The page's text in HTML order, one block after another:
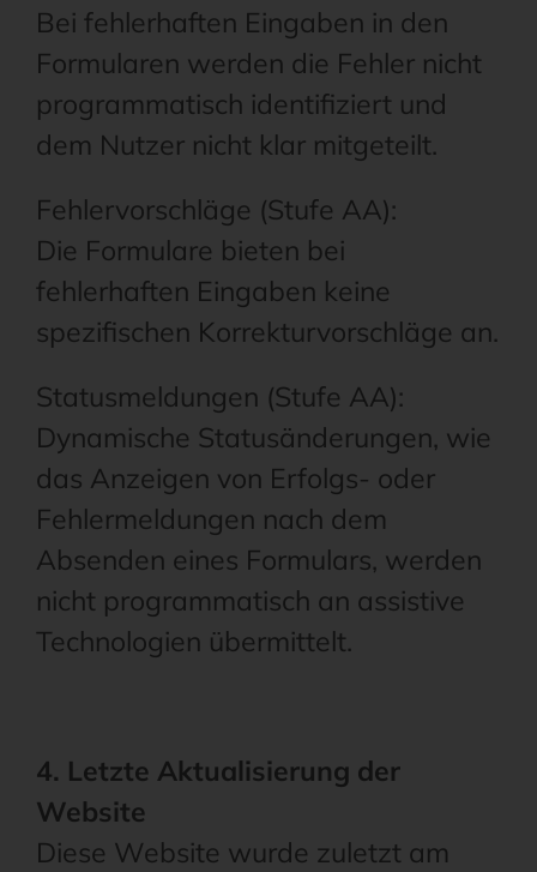
Bei fehlerhaften Eingaben in den
Formularen werden die Fehler nicht
programmatisch identifiziert und
dem Nutzer nicht klar mitgeteilt.
Fehlervorschläge (Stufe AA):
Die Formulare bieten bei
fehlerhaften Eingaben keine
spezifischen Korrekturvorschläge an.
Statusmeldungen (Stufe AA):
Dynamische Statusänderungen, wie
das Anzeigen von Erfolgs- oder
Fehlermeldungen nach dem
Absenden eines Formulars, werden
nicht programmatisch an assistive
Technologien übermittelt.
4. Letzte Aktualisierung der
Website
Diese Website wurde zuletzt am